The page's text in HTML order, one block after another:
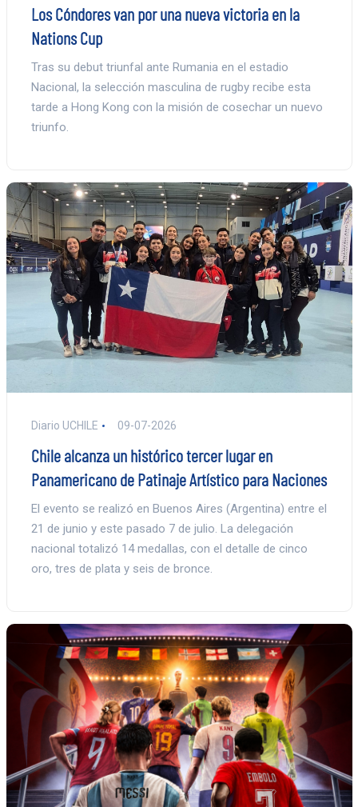
Los Cóndores van por una nueva victoria en la
Nations Cup
Tras su debut triunfal ante Rumania en el estadio
Nacional, la selección masculina de rugby recibe esta
tarde a Hong Kong con la misión de cosechar un nuevo
triunfo.
Diario UCHILE 09-07-2026
Chile alcanza un histórico tercer lugar en
Panamericano de Patinaje Artístico para Naciones
El evento se realizó en Buenos Aires (Argentina) entre el
21 de junio y este pasado 7 de julio. La delegación
nacional totalizó 14 medallas, con el detalle de cinco
oro, tres de plata y seis de bronce.